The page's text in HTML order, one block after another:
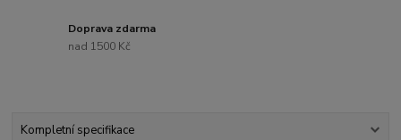
Doprava zdarma
nad 1500 Kč
Kompletní specifikace